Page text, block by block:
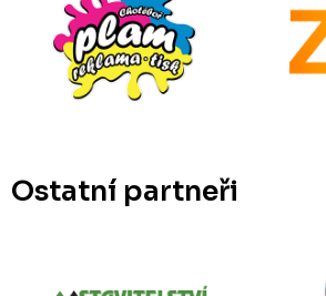
Ostatní partneři